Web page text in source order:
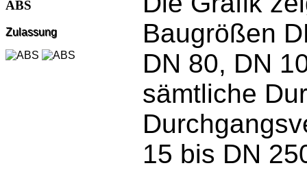
ABS
Zulassung
Baugrößen
DN 80, DN
sämtliche
15 bis DN